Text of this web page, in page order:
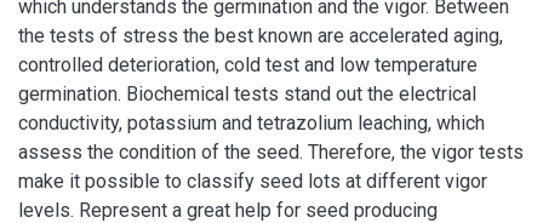
which understands the germination and the vigor. Between
the tests of stress the best known are accelerated aging,
controlled deterioration, cold test and low temperature
germination. Biochemical tests stand out the electrical
conductivity, potassium and tetrazolium leaching, which
assess the condition of the seed. Therefore, the vigor tests
make it possible to classify seed lots at different vigor
levels. Represent a great help for seed producing